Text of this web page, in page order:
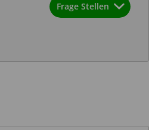
Frage Stellen